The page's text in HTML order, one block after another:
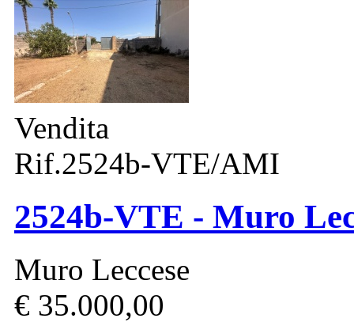
Vendita
Rif.2524b-VTE/AMI
2524b-VTE - Muro
Muro Leccese
€ 35.000,00